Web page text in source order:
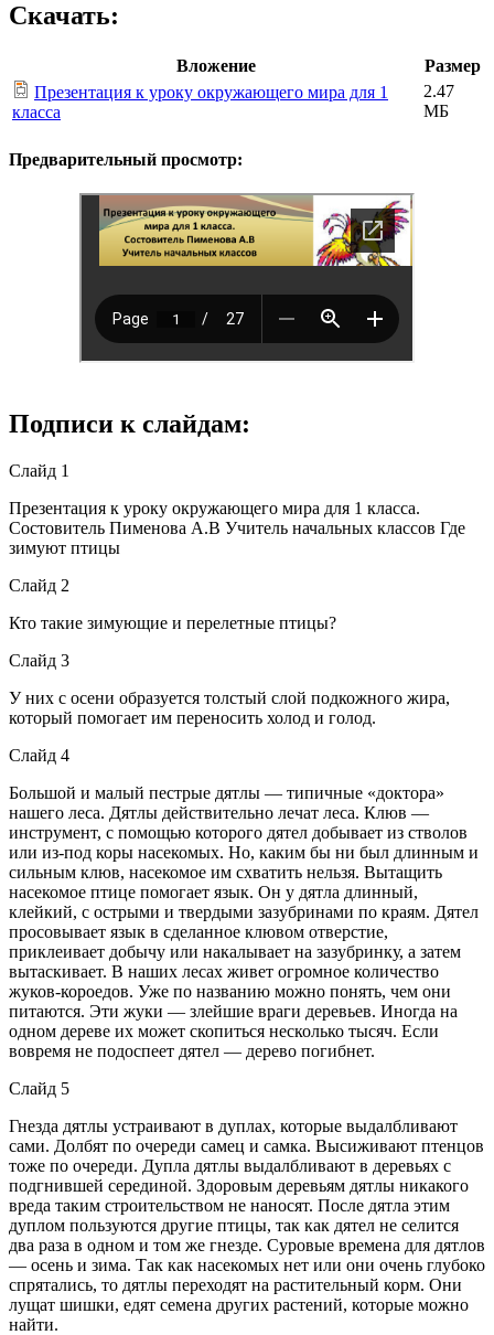
Скачать:
Вложение
Размер
Презентация к уроку окружающего мира для 1
класса
2.47
МБ
Предварительный просмотр:
Подписи к слайдам:
Слайд 1
Презентация к уроку окружающего мира для 1 класса.
Состовитель Пименова А.В Учитель начальных классов Где
зимуют птицы
Слайд 2
Кто такие зимующие и перелетные птицы?
Слайд 3
У них с осени образуется толстый слой подкожного жира,
который помогает им переносить холод и голод.
Слайд 4
Большой и малый пестрые дятлы — типичные «доктора»
нашего леса. Дятлы действительно лечат леса. Клюв —
инструмент, с помощью которого дятел добывает из стволов
или из-под коры насекомых. Но, каким бы ни был длинным и
сильным клюв, насекомое им схватить нельзя. Вытащить
насекомое птице помогает язык. Он у дятла длинный,
клейкий, с острыми и твердыми зазубринами по краям. Дятел
просовывает язык в сделанное клювом отверстие,
приклеивает добычу или накалывает на зазубринку, а затем
вытаскивает. В наших лесах живет огромное количество
жуков-короедов. Уже по названию можно понять, чем они
питаются. Эти жуки — злейшие враги деревьев. Иногда на
одном дереве их может скопиться несколько тысяч. Если
вовремя не подоспеет дятел — дерево погибнет.
Слайд 5
Гнезда дятлы устраивают в дуплах, которые выдалбливают
сами. Долбят по очереди самец и самка. Высиживают птенцов
тоже по очереди. Дупла дятлы выдалбливают в деревьях с
подгнившей серединой. Здоровым деревьям дятлы никакого
вреда таким строительством не наносят. После дятла этим
дуплом пользуются другие птицы, так как дятел не селится
два раза в одном и том же гнезде. Суровые времена для дятлов
— осень и зима. Так как насекомых нет или они очень глубоко
спрятались, то дятлы переходят на растительный корм. Они
лущат шишки, едят семена других растений, которые можно
найти.